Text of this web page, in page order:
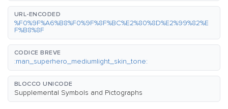
URL-ENCODED
%F0%9F%A6%B8%F0%9F%8F%BC%E2%80%8D%E2%99%82%E
F%B8%8F
CODICE BREVE
:man_superhero_mediumlight_skin_tone:
BLOCCO UNICODE
Supplemental Symbols and Pictographs